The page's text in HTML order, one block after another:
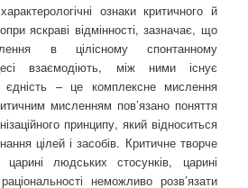
ознаки критичного й
яскраві відмінності, зазначає, що
в цілісному спонтанному
взаємодіють, між ними існує
єдність – це комплексне мислення
мисленням пов’язано поняття
принципу, який відноситься
цілей і засобів. Критичне творче
людських стосунків, царині
неможливо розв’язати